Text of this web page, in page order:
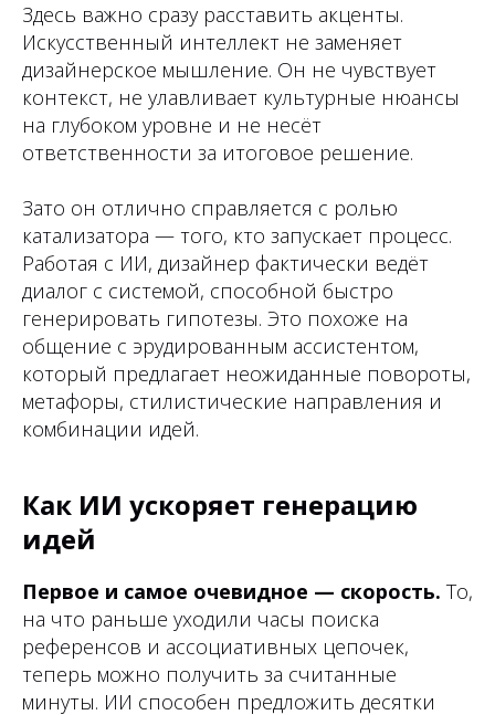
Здесь важно сразу расставить акценты.
Искусственный интеллект не заменяет
дизайнерское мышление. Он не чувствует
контекст, не улавливает культурные нюансы
на глубоком уровне и не несёт
ответственности за итоговое решение.
Зато он отлично справляется с ролью
катализатора — того, кто запускает процесс.
Работая с ИИ, дизайнер фактически ведёт
диалог с системой, способной быстро
генерировать гипотезы. Это похоже на
общение с эрудированным ассистентом,
который предлагает неожиданные повороты,
метафоры, стилистические направления и
комбинации идей.
Как ИИ ускоряет генерацию
идей
Первое и самое очевидное — скорость. То,
на что раньше уходили часы поиска
референсов и ассоциативных цепочек,
теперь можно получить за считанные
минуты. ИИ способен предложить десятки